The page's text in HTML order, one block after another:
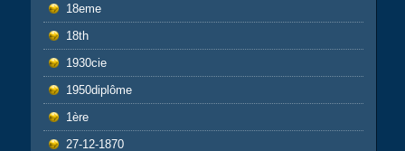
18eme
18th
1930cie
1950diplôme
1ère
27-12-1870